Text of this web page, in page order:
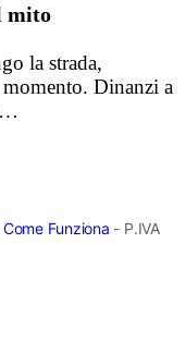
mito
la strada,
Dinanzi a
Come Funziona - P.IVA